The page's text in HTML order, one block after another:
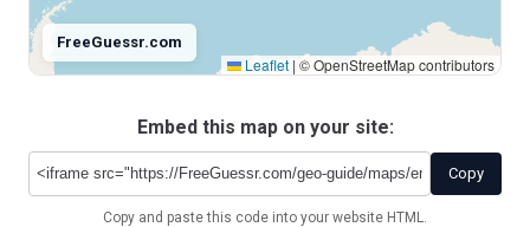
Antarctica
.aq
Leaflet | © OpenStreetMap contributors
FreeGuessr.com
Embed this map on your site:
Copy
Copy and paste this code into your website HTML.